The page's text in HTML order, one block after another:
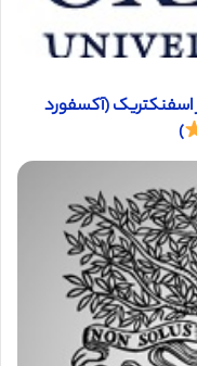
اسفنکتریک (آکسفورد
)